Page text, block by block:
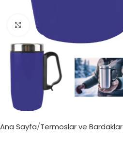
Büyütmek için tıklayın
Ana Sayfa Termoslar ve Bardaklar